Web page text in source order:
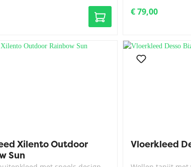
€ 79,00
Xilento Outdoor
Sun
Vloerkleed